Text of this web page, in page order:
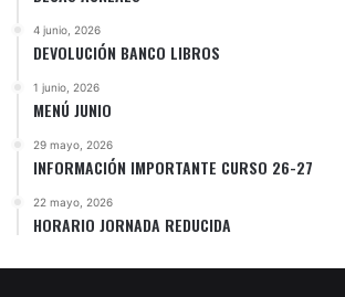
4 junio, 2026
DEVOLUCIÓN BANCO LIBROS
1 junio, 2026
MENÚ JUNIO
29 mayo, 2026
INFORMACIÓN IMPORTANTE CURSO 26-27
22 mayo, 2026
HORARIO JORNADA REDUCIDA